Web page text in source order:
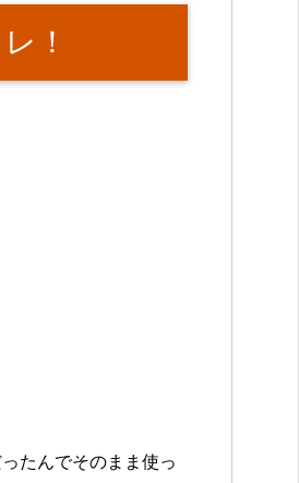
！
たんでそのまま使っ